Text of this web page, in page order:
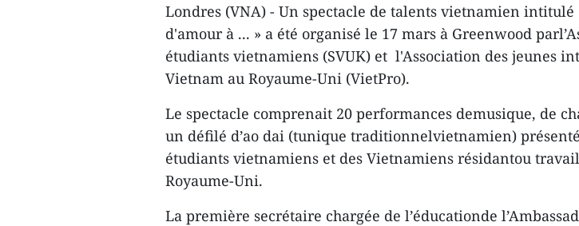
Londres (VNA) - Un spectacle de talents vietnamien intitulé
d'amour à ... » a été organisé le 17 mars à Greenwood
étudiants vietnamiens (SVUK) et l'Association des jeunes
Vietnam au Royaume-Uni (VietPro).
Le spectacle comprenait 20 performances demusique, de
un défilé d’ao dai (tunique traditionnelvietnamien)
étudiants vietnamiens et des Vietnamiens résidantou
Royaume-Uni.
La première secrétaire chargée de l’éducationde